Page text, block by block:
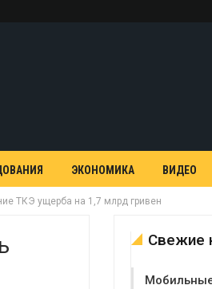
ЭКОНОМИКА ВИДЕО
ТКЭ ущерба на 1,7 млрд гривен
Свежие